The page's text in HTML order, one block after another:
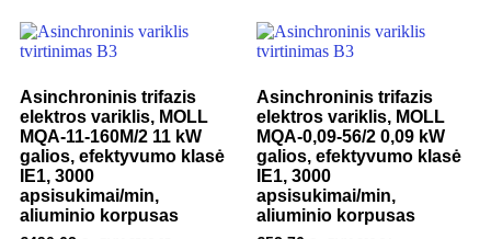
Asinchroninis trifazis
elektros variklis, MOLL
MQA-11-160M/2 11 kW
galios, efektyvumo klasė
IE1, 3000
apsisukimai/min,
aliuminio korpusas
Asinchroninis trifazis
elektros variklis, MOLL
MQA-0,09-56/2 0,09 kW
galios, efektyvumo klasė
IE1, 3000
apsisukimai/min,
aliuminio korpusas